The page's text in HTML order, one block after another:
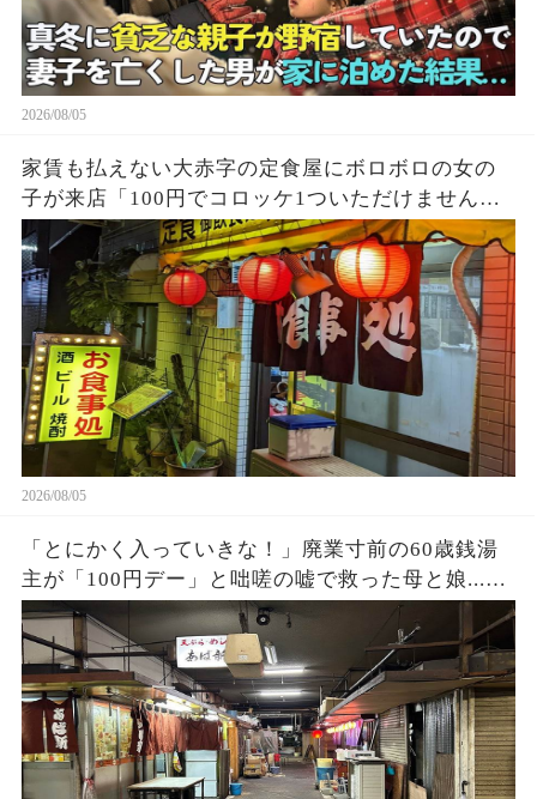
2026/08/05
家賃も払えない大赤字の定食屋にボロボロの女の
子が来店「100円でコロッケ1ついただけません
か？」ハンバーグ定食をご馳走し満腹になった少
女→後日、黒い高級車が次々に現れて…
2026/08/05
「とにかく入っていきな！」廃業寸前の60歳銭湯
主が「100円デー」と咄嗟の嘘で救った母と娘...お
店の立ち退き当日、まさかの出来事に…